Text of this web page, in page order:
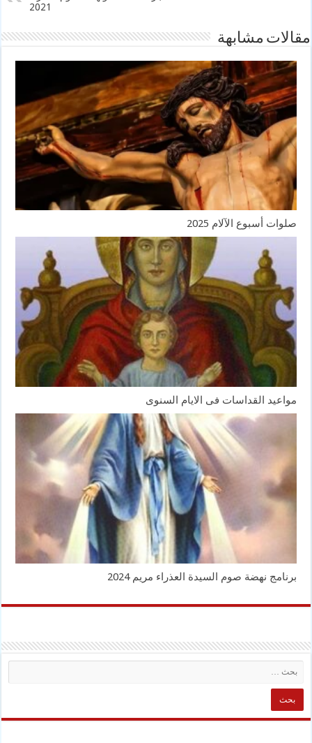
2021
مقالات مشابهة
صلوات أسبوع الآلام 2025
مواعيد القداسات فى الايام السنوى
برنامج نهضة صوم السيدة العذراء مريم 2024